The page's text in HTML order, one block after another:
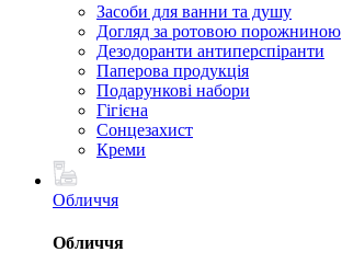
Засоби для ванни та душу
Догляд за ротовою порожниною
Дезодоранти антиперспіранти
Паперова продукція
Подарункові набори
Гігієна
Сонцезахист
Креми
Обличчя
Обличчя